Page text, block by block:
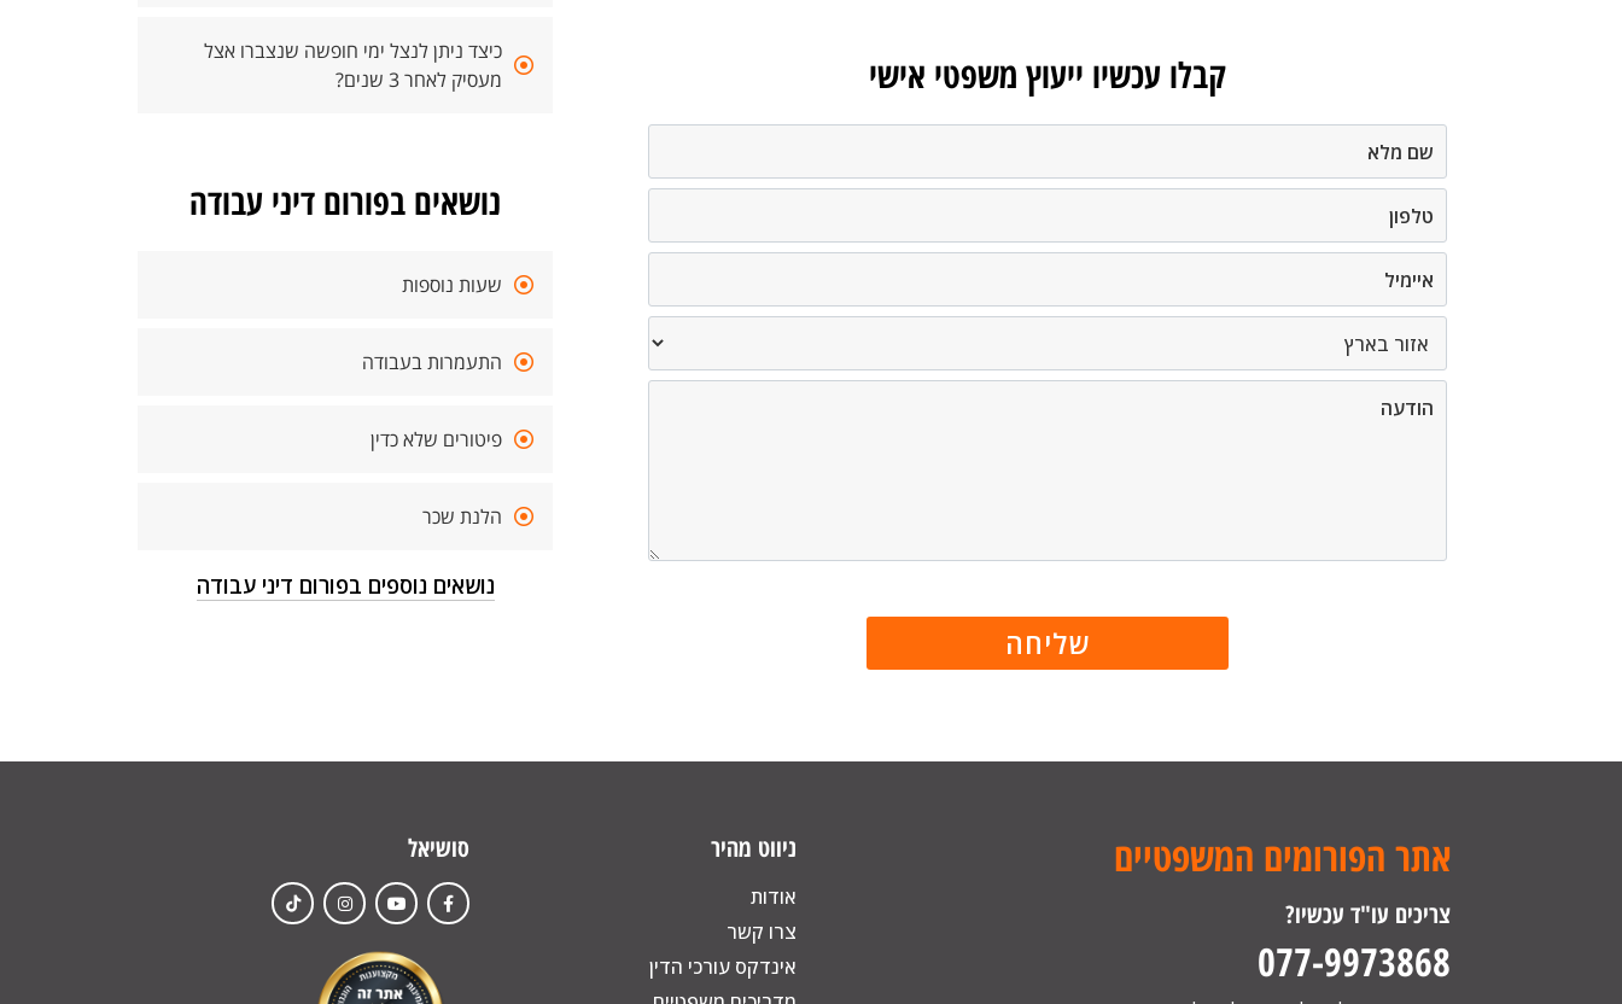
קבלו עכשיו ייעוץ משפטי אישי
כיצד ניתן לנצל ימי חופשה שנצברו אצל
מעסיק לאחר 3 שנים?
נושאים בפורום דיני עבודה
שעות נוספות
התעמרות בעבודה
פיטורים שלא כדין
הלנת שכר
נושאים נוספים בפורום דיני עבודה
אתר הפורומים המשפטיים
צריכים עו"ד עכשיו?
077-9973868
ניווט מהיר
אודות
צרו קשר
אינדקס עורכי הדין
סושיאל